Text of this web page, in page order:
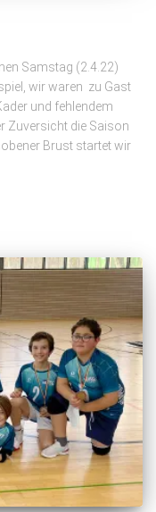
Samstag (2.4.22)
wir waren zu Gast
und fehlendem
Zuversicht die Saison
Brust startet wir